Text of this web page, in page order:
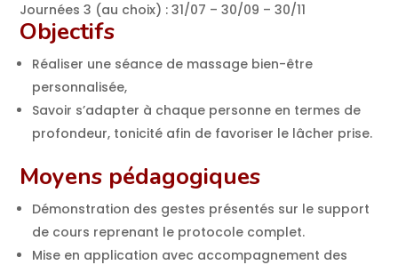
Journées 3 (au choix) : 31/07 – 30/09 – 30/11
Objectifs
Réaliser une séance de massage bien-être
personnalisée,
Savoir s’adapter à chaque personne en termes de
profondeur, tonicité afin de favoriser le lâcher prise.
Moyens pédagogiques
Démonstration des gestes présentés sur le support
de cours reprenant le protocole complet.
Mise en application avec accompagnement des